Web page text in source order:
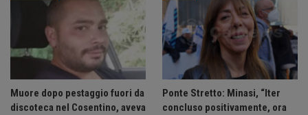
Muore dopo pestaggio fuori da
discoteca nel Cosentino, aveva
Ponte Stretto: Minasi, “Iter
concluso positivamente, ora